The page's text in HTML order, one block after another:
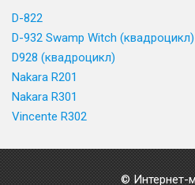
D-822
D-932 Swamp Witch (квадроцикл)
D928 (квадроцикл)
Nakara R201
Nakara R301
Vincente R302
© Интернет-